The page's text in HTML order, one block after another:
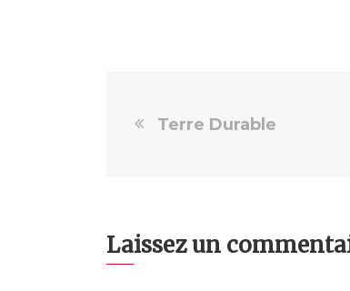
Terre Durable
Laissez un